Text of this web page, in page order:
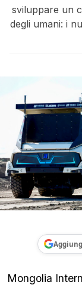
sviluppare un
degli umani: i
Mongolia